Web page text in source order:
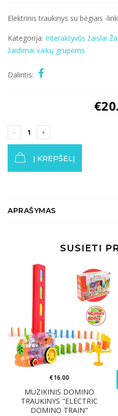
Elektrinis traukinys su bėgiais -
Kategorija: Interaktyvūs žaislai
žaidimai vaikų grupėms
Dalintis:
€
Į KREPŠELĮ
APRAŠYMAS
SUSIETI
MUZIKINIS DOMINO
TRAUKINYS "ELECTRIC
DOMINO TRAIN"
€16.00